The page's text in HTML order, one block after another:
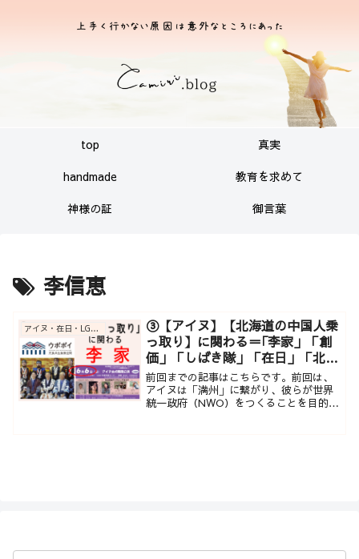
top
真実
handmade
教育を求めて
神様の証
御言葉
李信恵
アイヌ・在日・LGBT・沖縄基地関連
③【アイヌ】【北海道の中国人乗
っ取り】に関わる＝｢李家」「創
価」「しばき隊」「在日」「北海
道知事」「偽キリスト教徒」
前回までの記事はこちらです。前回は、
アイヌは「満州」に繋がり、彼らが世界
統一政府（NWO）をつくることを目的と